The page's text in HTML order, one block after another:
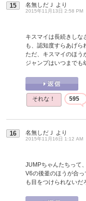
15 名無しだＪ より
2015年11月13日 2:58 PM
キスマイは長続きしな
も、認知度すらあげ
ただ、キスマイのほう
ジャンプはいつまでも
それな！ 595
16 名無しだＪ より
2015年11月16日 1:12 AM
JUMPちゃんたちって
V6の後釜のほうが合
も目をつけられないだ